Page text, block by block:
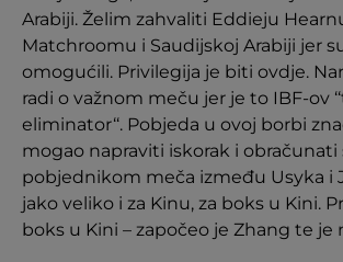
Arabiji. Želim zahvaliti Eddieju
Matchroomu i Saudijskoj Arabiji jer
omogućili. Privilegija je biti ovdje.
radi o važnom meču jer je to IBF-ov
eliminator‘‘. Pobjeda u ovoj borbi
mogao napraviti iskorak i obračunati
pobjednikom meča između Usyka i
jako veliko i za Kinu, za boks u Kini.
boks u Kini – započeo je Zhang te je